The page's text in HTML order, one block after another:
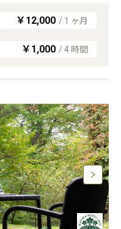
￥12,000 / 1 ヶ月
￥1,000 / 4 時間